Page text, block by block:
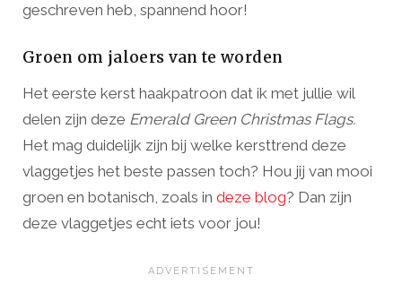
geschreven heb, spannend hoor!
Groen om jaloers van te worden
Het eerste kerst haakpatroon dat ik met jullie wil
delen zijn deze Emerald Green Christmas Flags.
Het mag duidelijk zijn bij welke kersttrend deze
vlaggetjes het beste passen toch? Hou jij van mooi
groen en botanisch, zoals in deze blog? Dan zijn
deze vlaggetjes echt iets voor jou!